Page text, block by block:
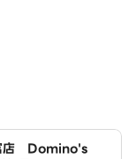
店 Domino's